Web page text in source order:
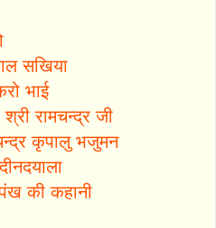
सखिया
भाई
रामचन्द्र जी
कृपालु भजुमन
की कहानी